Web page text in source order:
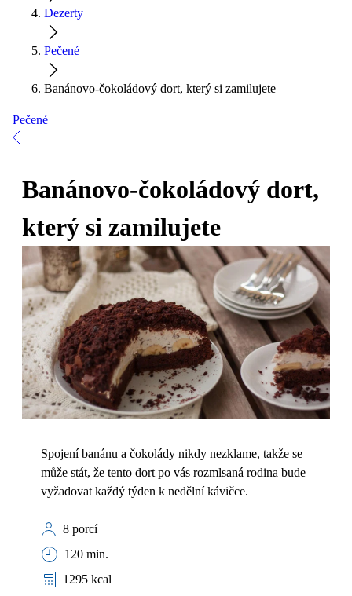
Dezerty
Pečené
Banánovo-čokoládový dort, který si zamilujete
Pečené
Banánovo-čokoládový dort,
který si zamilujete
Spojení banánu a čokolády nikdy nezklame, takže se
může stát, že tento dort po vás rozmlsaná rodina bude
vyžadovat každý týden k nedělní kávičce.
8 porcí
120 min.
1295 kcal